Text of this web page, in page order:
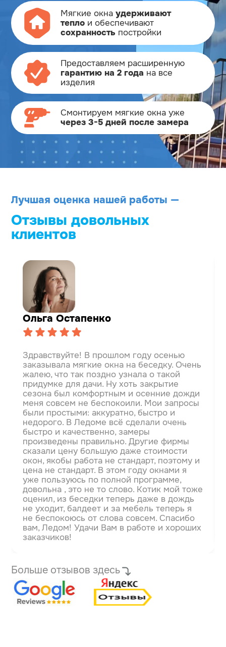
Мягкие окна удерживают
теплои обеспечивают
сохранность постройки
Предоставляем расширенную
гарантию на 2 года на все
изделия
Смонтируем мягкие окна уже
через 3-5 дней после замера
Лучшая оценка нашей работы —
Отзывы довольных
клиентов
Ольга Остапенко
Здравствуйте! В прошлом году осенью
заказывала мягкие окна на беседку. Очень
жалею, что так поздно узнала о такой
придумке для дачи. Ну хоть закрытие
сезона был комфортным и осенние дожди
меня совсем не беспокоили. Мои запросы
были простыми: аккуратно, быстро и
недорого. В Ледоме всё сделали очень
быстро и качественно, замеры
произведены правильно. Другие фирмы
сказали цену большую даже стоимости
окон, якобы работа не стандарт, поэтому и
цена не стандарт. В этом году окнами я
уже пользуюсь по полной программе,
довольна , это не то слово. Котик мой тоже
оценил, из беседки теперь даже в дождь
не уходит, балдеет и за мебель теперь я
не беспокоюсь от слова совсем. Спасибо
вам, Ледом! Удачи Вам в работе и хороших
заказчиков!
Больше отзывов здесь